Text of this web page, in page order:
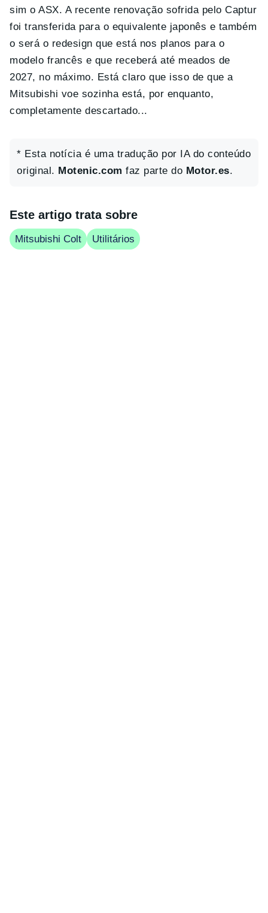
sim o ASX. A recente renovação sofrida pelo Captur
foi transferida para o equivalente japonês e também
o será o redesign que está nos planos para o
modelo francês e que receberá até meados de
2027, no máximo. Está claro que isso de que a
Mitsubishi voe sozinha está, por enquanto,
completamente descartado...
* Esta notícia é uma tradução por IA do conteúdo
original. Motenic.com faz parte do Motor.es.
Este artigo trata sobre
Mitsubishi Colt Utilitários